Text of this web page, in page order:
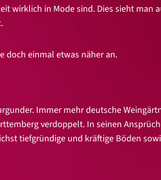
wirklich in Mode sind. Dies sieht man
doch einmal etwas näher an.
Immer mehr deutsche
verdoppelt. In seinen
tiefgründige und kräftige Böden